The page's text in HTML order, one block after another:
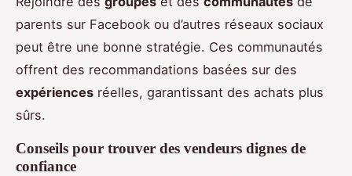
parents sur Facebook ou d’autres réseaux sociaux
peut être une bonne stratégie. Ces communautés
offrent des recommandations basées sur des
expériences réelles, garantissant des achats plus
sûrs.
Conseils pour trouver des vendeurs dignes de
confiance